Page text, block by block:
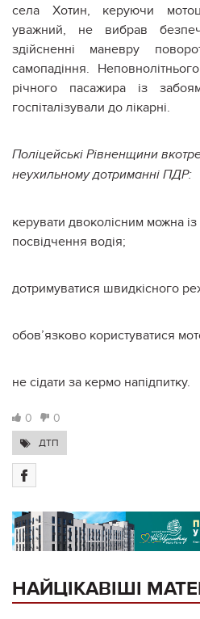
села Хотин, керуючи
уважний, не вибрав
здійсненні маневру
самопадіння.
річного пасажира із
госпіталізували до лікарні.
Поліцейські Рівненщини
неухильному дотриманні ПДР:
керувати двоколісним можна
посвідчення водія;
дотримуватися швидкісного
обов’язково користуватися
не сідати за кермо напідпитку.
0 0
ДТП
НАЙЦІКАВІШІ